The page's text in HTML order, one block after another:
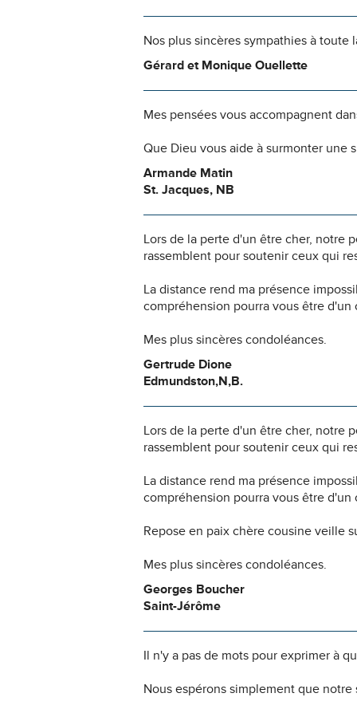
Nos plus sincères sympathies à toute
Gérard et Monique Ouellette
Mes pensées vous accompagnent
Que Dieu vous aide à surmonter une
Armande Matin
St. Jacques, NB
Lors de la perte d'un être cher, notre
rassemblent pour soutenir ceux qui
La distance rend ma présence
compréhension pourra vous être d'un
Mes plus sincères condoléances.
Gertrude Dione
Edmundston,N,B.
Lors de la perte d'un être cher, notre
rassemblent pour soutenir ceux qui
La distance rend ma présence
compréhension pourra vous être d'un
Repose en paix chère cousine veille
Mes plus sincères condoléances.
Georges Boucher
Saint-Jérôme
Il n'y a pas de mots pour exprimer à
Nous espérons simplement que